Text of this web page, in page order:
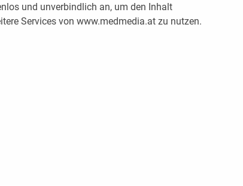
und unverbindlich an, um den Inhalt
Services von www.medmedia.at zu nutzen.